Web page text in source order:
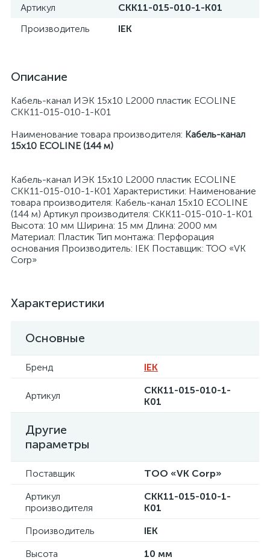
Артикул
CKK11-015-010-1-K01
Производитель
IEK
Описание
Кабель-канал ИЭК 15х10 L2000 пластик ECOLINE
CKK11-015-010-1-K01
Наименование товара производителя: Кабель-канал
15х10 ECOLINE (144 м)
Кабель-канал ИЭК 15х10 L2000 пластик ECOLINE
CKK11-015-010-1-K01 Характеристики: Наименование
товара производителя: Кабель-канал 15х10 ECOLINE
(144 м) Артикул производителя: CKK11-015-010-1-K01
Высота: 10 мм Ширина: 15 мм Длина: 2000 мм
Материал: Пластик Тип монтажа: Перфорация
основания Производитель: IEK Поставщик: ТОО «VK
Corp»
Характеристики
Основные
Бренд IEK
Артикул
CKK11-015-010-1-
K01
Другие
параметры
Поставщик
ТОО «VK Corp»
Артикул
производителя
CKK11-015-010-1-
K01
Производитель
IEK
Высота
10 мм